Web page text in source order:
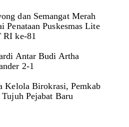
dan Semangat Merah
Penataan Puskesmas Lite
RI ke-81
Antar Budi Artha
2-1
Kelola Birokrasi, Pemkab
Pejabat Baru